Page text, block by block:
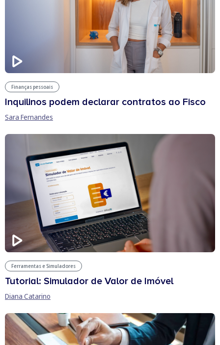
Finanças pessoais
Inquilinos podem declarar contratos ao Fisco
Sara Fernandes
Ferramentas e Simuladores
Tutorial: Simulador de Valor de Imóvel
Diana Catarino